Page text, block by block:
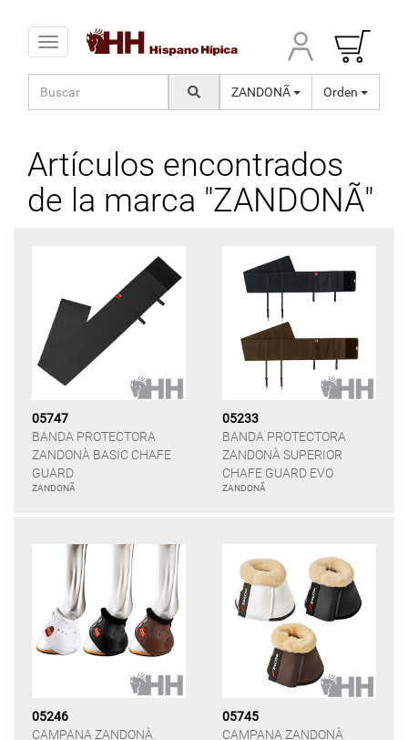
Toggle navigation
ZANDONÃ Orden
Artículos encontrados
de la marca "ZANDONÃ"
05747
BANDA PROTECTORA
ZANDONÀ BASIC CHAFE
GUARD
ZANDONÃ
05233
BANDA PROTECTORA
ZANDONÀ SUPERIOR
CHAFE GUARD EVO
ZANDONÃ
05246
CAMPANA ZANDONÀ
05745
CAMPANA ZANDONÀ